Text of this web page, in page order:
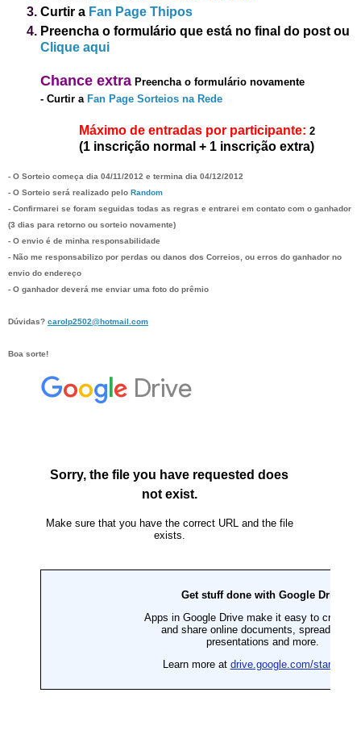
Curtir a Fan Page Thipos
Preencha o formulário que está no final do post ou
Clique aqui
Chance extra Preencha o formulário novamente
- Curtir a Fan Page Sorteios na Rede
Máximo de entradas por participante: 2
(1 inscrição normal + 1 inscrição extra)
- O Sorteio começa dia 04/11/2012 e termina dia 04/12/2012
- O Sorteio será realizado pelo Random
- Confirmarei se foram seguidas todas as regras e entrarei em contato com o ganhador
(3 dias para retorno ou sorteio novamente)
- O envio é de minha responsabilidade
- Não me responsabilizo por perdas ou danos dos Correios, ou erros do ganhador no
envio do endereço
- O ganhador deverá me enviar uma foto do prêmio
Dúvidas? carolp2502@hotmail.com
Boa sorte!